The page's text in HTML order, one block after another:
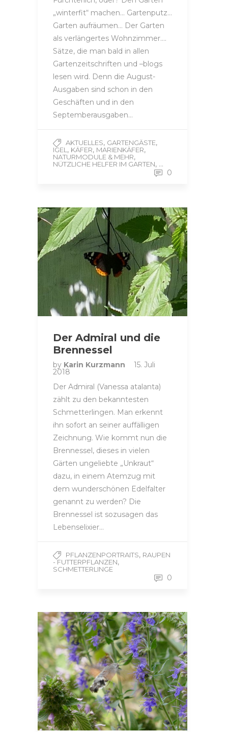
„winterfit“ machen… Gartenputz…
Garten aufräumen… Der Garten
als verlängertes Wohnzimmer….
Sätze, die man bald in allen
Gartenzeitschriften und –blogs
lesen wird. Denn die August-
Ausgaben sind schon in den
Geschäften und in den
Septemberausgaben…
AKTUELLES, GARTENGÄSTE,
IGEL, KÄFER, MARIENKÄFER,
NATURMODULE & MEHR,
NÜTZLICHE HELFER IM GARTEN, ...
0
Der Admiral und die
Brennessel
by Karin Kurzmann 15. Juli
2018
Der Admiral (Vanessa atalanta)
zählt zu den bekanntesten
Schmetterlingen. Man erkennt
ihn sofort an seiner auffälligen
Zeichnung. Wie kommt nun die
Brennessel, dieses in vielen
Gärten ungeliebte „Unkraut“
dazu, in einem Atemzug mit
dem wunderschönen Edelfalter
genannt zu werden? Die
Brennessel ist sozusagen das
Lebenselixier…
PFLANZENPORTRAITS, RAUPEN
- FUTTERPFLANZEN,
SCHMETTERLINGE
0